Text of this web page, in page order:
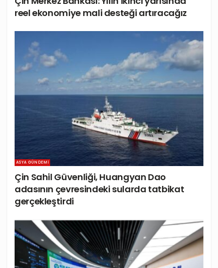
reel ekonomiye mali desteği artıracağız
ASYA GÜNDEMI
Çin Sahil Güvenliği, Huangyan Dao
adasının çevresindeki sularda tatbikat
gerçekleştirdi